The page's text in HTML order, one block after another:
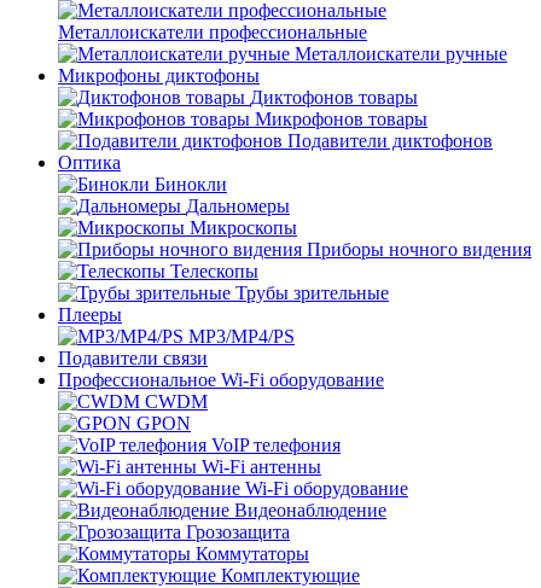
Металлоискатели профессиональные
Металлоискатели ручные
Микрофоны диктофоны
Диктофонов товары
Микрофонов товары
Подавители диктофонов
Оптика
Бинокли
Дальномеры
Микроскопы
Приборы ночного видения
Телескопы
Трубы зрительные
Плееры
MP3/MP4/PS
Подавители связи
Профессиональное Wi-Fi оборудование
CWDM
GPON
VoIP телефония
Wi-Fi антенны
Wi-Fi оборудование
Видеонаблюдение
Грозозащита
Коммутаторы
Комплектующие